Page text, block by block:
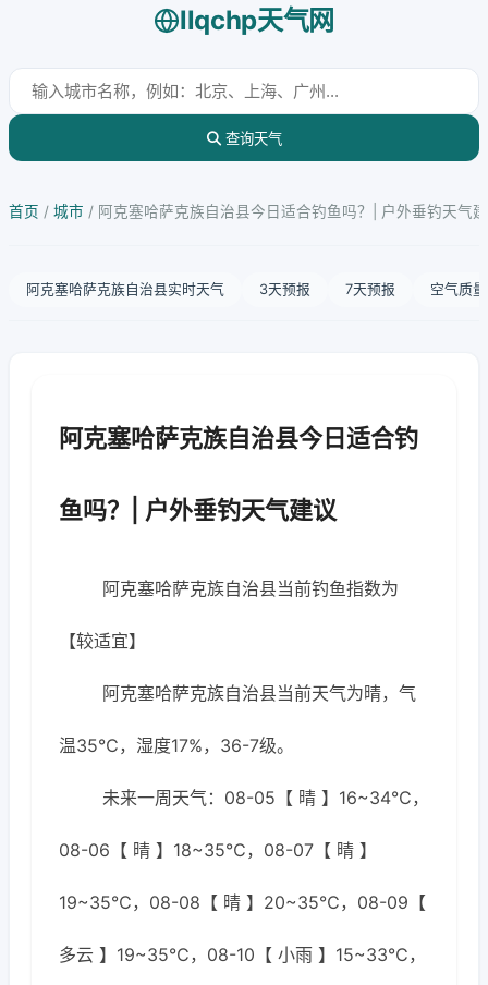
llqchp天气网
查询天气
首页 / 城市 / 阿克塞哈萨克族自治县今日适合钓鱼吗？| 户外垂钓天气
阿克塞哈萨克族自治县实时天气 3天预报 7天预报 空气质量
阿克塞哈萨克族自治县今日适合钓
鱼吗？| 户外垂钓天气建议
阿克塞哈萨克族自治县当前钓鱼指数为
【较适宜】
阿克塞哈萨克族自治县当前天气为晴，气
温35℃，湿度17%，36-7级。
未来一周天气：08-05【 晴 】16~34℃，
08-06【 晴 】18~35℃，08-07【 晴 】
19~35℃，08-08【 晴 】20~35℃，08-09【
多云 】19~35℃，08-10【 小雨 】15~33℃，